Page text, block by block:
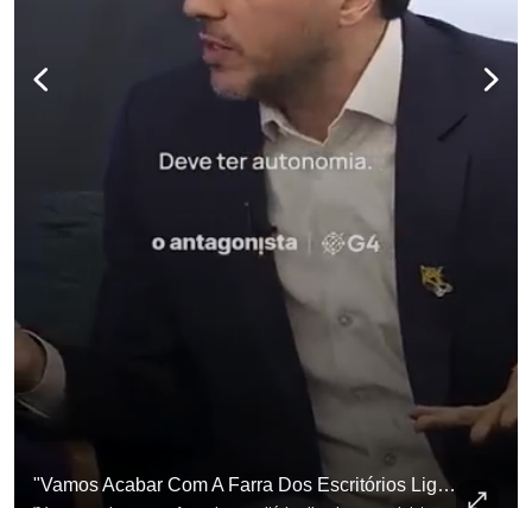
"Vamos Acabar Com A Farra Dos Escritórios Ligados Aos Ministros Do STF"